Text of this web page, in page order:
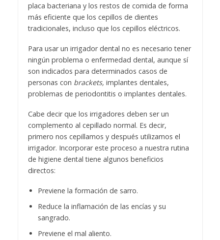
placa bacteriana y los restos de comida de forma
más eficiente que los cepillos de dientes
tradicionales, incluso que los cepillos eléctricos.
Para usar un irrigador dental no es necesario tener
ningún problema o enfermedad dental, aunque sí
son indicados para determinados casos de
personas con brackets, implantes dentales,
problemas de periodontitis o implantes dentales.
Cabe decir que los irrigadores deben ser un
complemento al cepillado normal. Es decir,
primero nos cepillamos y después utilizamos el
irrigador. Incorporar este proceso a nuestra rutina
de higiene dental tiene algunos beneficios
directos:
Previene la formación de sarro.
Reduce la inflamación de las encías y su
sangrado.
Previene el mal aliento.